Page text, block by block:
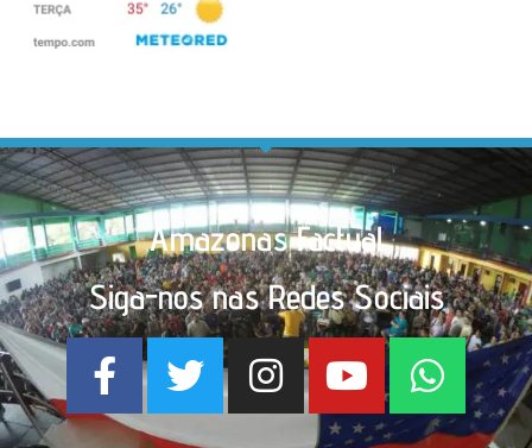
Amazonas Factual
Siga-nos nas Redes Sociais